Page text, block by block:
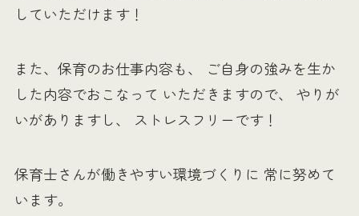
していただけます！
また、保育のお仕事内容も、 ご自身の強みを生か
した内容でおこなって いただきますので、 やりが
いがありますし、 ストレスフリーです！
保育士さんが働きやすい環境づくりに 常に努めて
います。